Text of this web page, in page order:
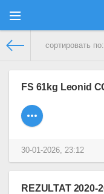
сортировать по:
FS 61kg Leonid
30-01-2026, 23:12
REZULTAT 2020-